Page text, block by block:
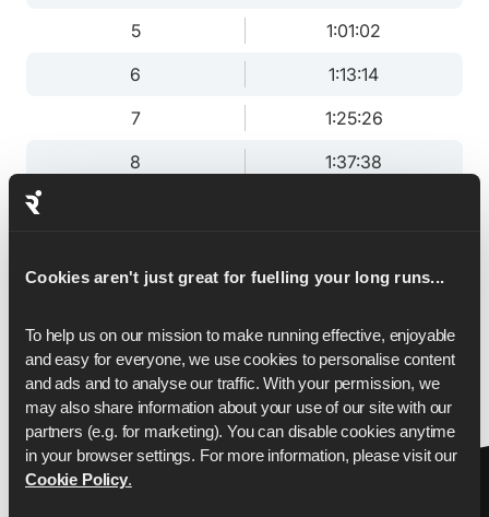
Cookies aren't just great for fuelling your long runs...
To help us on our mission to make running effective, enjoyable
and easy for everyone, we use cookies to personalise content
and ads and to analyse our traffic. With your permission, we
may also share information about your use of our site with our
partners (e.g. for marketing). You can disable cookies anytime
in your browser settings. For more information, please visit our
Cookie Policy.
5
1:01:02
6
1:13:14
7
1:25:26
8
1:37:38
12
2:26:28
13
2:38:40
13.1
2:40:00